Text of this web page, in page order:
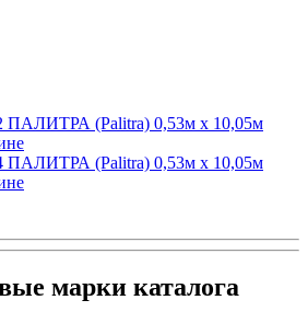
ПАЛИТРА (Palitra) 0,53м x 10,05м
ПАЛИТРА (Palitra) 0,53м x 10,05м
марки каталога